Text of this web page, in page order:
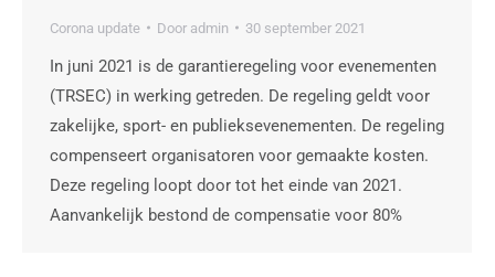
Corona update Door admin 30 september 2021
In juni 2021 is de garantieregeling voor evenementen
(TRSEC) in werking getreden. De regeling geldt voor
zakelijke, sport- en publieksevenementen. De regeling
compenseert organisatoren voor gemaakte kosten.
Deze regeling loopt door tot het einde van 2021.
Aanvankelijk bestond de compensatie voor 80%